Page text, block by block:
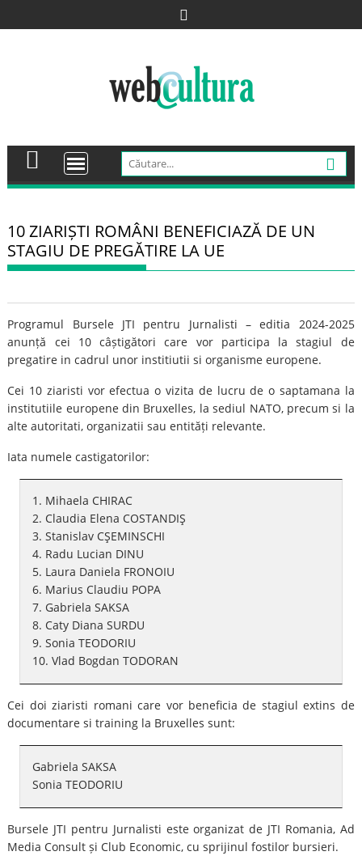
to
10 ZIARIȘTI ROMÂNI BENEFICIAZĂ DE UN
STAGIU DE PREGĂTIRE LA UE
Programul Bursele JTI pentru Jurnalisti – editia 2024-2025
anunță cei 10 câștigători care vor participa la stagiul de
pregatire in cadrul unor institiutii si organisme europene.
Cei 10 ziaristi vor efectua o vizita de lucru de o saptamana la
institutiile europene din Bruxelles, la sediul NATO, precum si la
alte autoritati, organizatii sau entități relevante.
Iata numele castigatorilor:
1. Mihaela CHIRAC
2. Claudia Elena COSTANDIŞ
3. Stanislav CŞEMINSCHI
4. Radu Lucian DINU
5. Laura Daniela FRONOIU
6. Marius Claudiu POPA
7. Gabriela SAKSA
8. Caty Diana SURDU
9. Sonia TEODORIU
10. Vlad Bogdan TODORAN
Cei doi ziaristi romani care vor beneficia de stagiul extins de
documentare si training la Bruxelles sunt:
Gabriela SAKSA
Sonia TEODORIU
Bursele JTI pentru Jurnalisti este organizat de JTI Romania, Ad
Media Consult și Club Economic, cu sprijinul fostilor bursieri.